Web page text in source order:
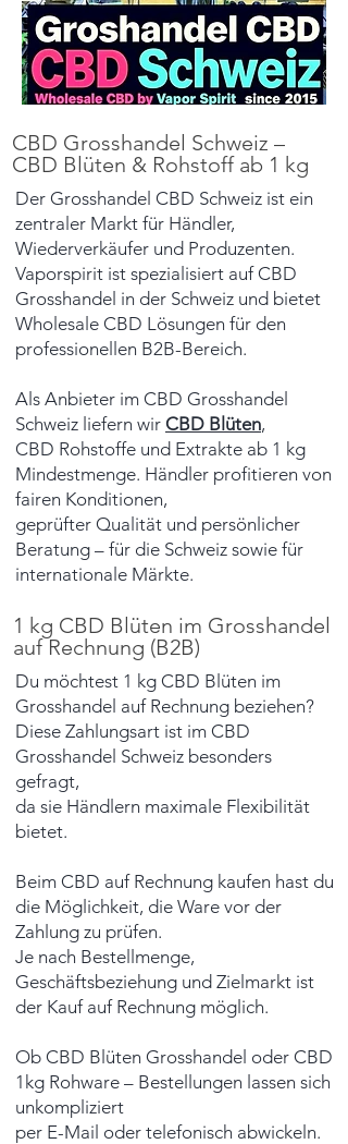
CBD Grosshandel Schweiz –
CBD Blüten & Rohstoff ab 1 kg
Der Grosshandel CBD Schweiz ist ein
zentraler Markt für Händler,
Wiederverkäufer und Produzenten.
Vaporspirit ist spezialisiert auf CBD
Grosshandel in der Schweiz und bietet
Wholesale CBD Lösungen für den
professionellen B2B-Bereich.
Als Anbieter im CBD Grosshandel
Schweiz liefern wir CBD Blüten,
CBD Rohstoffe und Extrakte ab 1 kg
Mindestmenge. Händler profitieren von
fairen Konditionen,
geprüfter Qualität und persönlicher
Beratung – für die Schweiz sowie für
internationale Märkte.
1 kg CBD Blüten im Grosshandel
auf Rechnung (B2B)
Du möchtest 1 kg CBD Blüten im
Grosshandel auf Rechnung beziehen?
Diese Zahlungsart ist im CBD
Grosshandel Schweiz besonders
gefragt,
da sie Händlern maximale Flexibilität
bietet.
Beim CBD auf Rechnung kaufen hast du
die Möglichkeit, die Ware vor der
Zahlung zu prüfen.
Je nach Bestellmenge,
Geschäftsbeziehung und Zielmarkt ist
der Kauf auf Rechnung möglich.
Ob CBD Blüten Grosshandel oder CBD
1kg Rohware – Bestellungen lassen sich
unkompliziert
per E-Mail oder telefonisch abwickeln.